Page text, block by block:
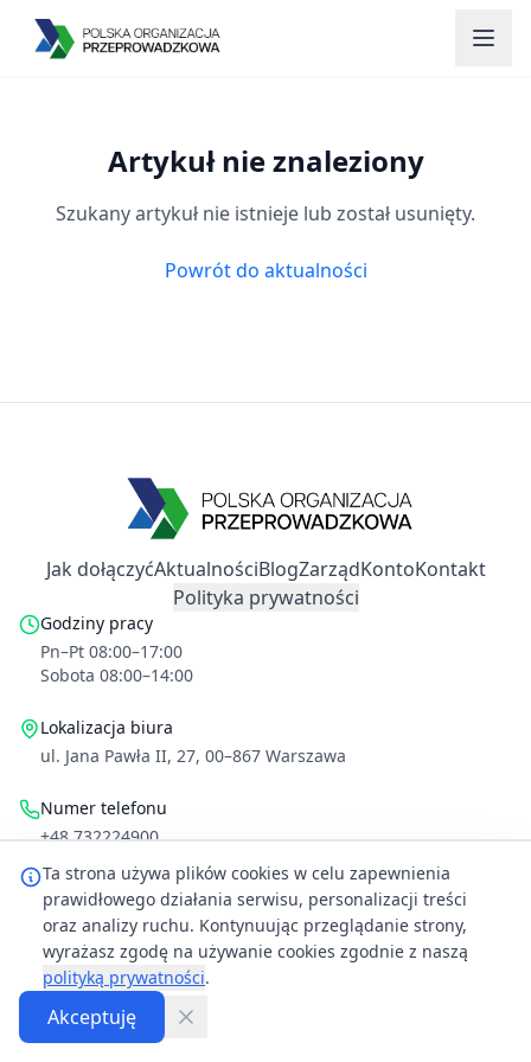
Przejdź do głównej treści
Artykuł nie znaleziony
Szukany artykuł nie istnieje lub został usunięty.
Powrót do aktualności
Jak dołączyćAktualnościBlogZarządKontoKontakt
Polityka prywatności
Godziny pracy
Pn–Pt 08:00–17:00
Sobota 08:00–14:00
Lokalizacja biura
ul. Jana Pawła II, 27, 00–867 Warszawa
Numer telefonu
+48 732224900
Adres email
kontakt@pop.org.pl
2026Polska Organizacja Przeprowadzkowa. Wszelkie prawa
Ta strona używa plików cookies w celu zapewnienia
prawidłowego działania serwisu, personalizacji treści
oraz analizy ruchu. Kontynuując przeglądanie strony,
wyrażasz zgodę na używanie cookies zgodnie z naszą
polityką prywatności.
Akceptuję